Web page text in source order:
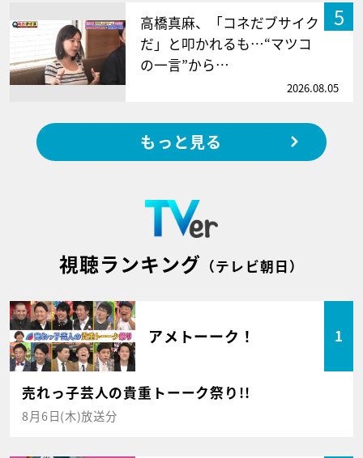
5
高橋真麻、「コネだブサイク
だ」と叩かれるも…“マツコ
の一言”から…
2026.08.05
もっと見る
視聴ランキング （テレビ朝日）
アメトーーク！ 1
売れっ子芸人の貴重トーーク祭り!!
8月6日(木)放送分